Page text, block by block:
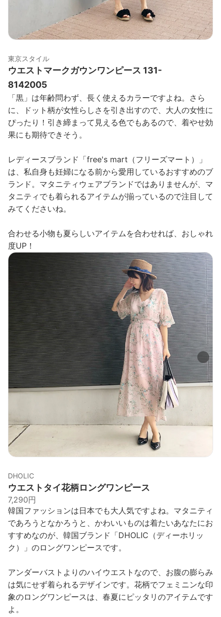
東京スタイル
ウエストマークガウンワンピース 131-
8142005
「黒」は年齢問わず、長く使えるカラーですよね。さら
に、ドット柄が女性らしさを引き出すので、大人の女性に
ぴったり！引き締まって見える色でもあるので、着やせ効
果にも期待できそう。
レディースブランド「free's mart（フリーズマート）」
は、私自身も妊婦になる前から愛用しているおすすめのブ
ランド。マタニティウェアブランドではありませんが、マ
タニティでも着られるアイテムが揃っているので注目して
みてくださいね。
合わせる小物も夏らしいアイテムを合わせれば、おしゃれ
度UP！
DHOLIC
ウエストタイ花柄ロングワンピース
7,290円
韓国ファッションは日本でも大人気ですよね。マタニティ
であろうとなかろうと、かわいいものは着たいあなたにお
すすめなのが、韓国ブランド「DHOLIC（ディーホリッ
ク）」のロングワンピースです。
アンダーバストよりのハイウエストなので、お腹の膨らみ
は気にせず着られるデザインです。花柄でフェミニンな印
象のロングワンピースは、春夏にピッタリのアイテムです
よ。